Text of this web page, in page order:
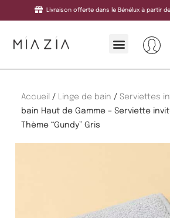
Livraison offerte dans le Bénélux à partir
Accueil / Linge de bain / Serviettes
bain Haut de Gamme – Serviette
Thème “Gundy” Gris